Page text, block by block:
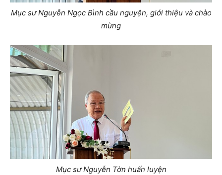
Mục sư Nguyễn Ngọc Bình cầu nguyện, giới thiệu và chào
mừng
Mục sư Nguyễn Tờn huấn luyện